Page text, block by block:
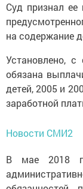
Суд признал ее
на содержание
Установлено,
обязана
детей, 2005 и
заработной
Новости СМИ2
В мае 2018